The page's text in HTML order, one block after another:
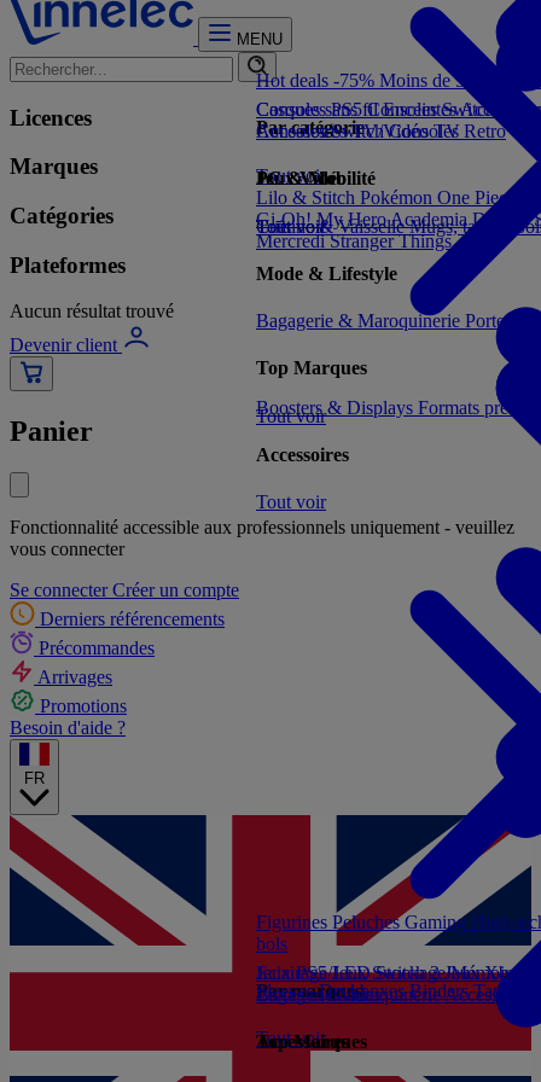
MENU
Licences
Marques
Catégories
Plateformes
Aucun résultat trouvé
Devenir client
Panier
Fonctionnalité accessible aux professionnels uniquement - veuillez
vous connecter
Se connecter Créer un compte
Derniers référencements
Précommandes
Arrivages
Promotions
Besoin d'aide ?
FR
Hot deals -75% Moins de 5€
Par catégorie
Tout voir
Figurines PeluchesGaming High-
bols
Par marques
Tout voir
Consoles PS5Consoles Switch 2
Consoles SwitchConsoles Retro
Jeux Vidéo
Tout voir
Jeux PS5Jeux Switch 2Jeux Xbox
Livres et Guides
Accessoires
Cuisine & VaisselleMugs, tasses,
Mode & Lifestyle
Bagagerie & Maroquinerie Porte-
Top Marques
Tout voir
Boosters & Displays Formats prêts
Accessoires
Tout voir
SleevesDeckboxesBindersTapis
Casques sans filEnceintes
Accessoires TV/VidéoTV
PC & Mobilité
Tout voir
Eclairage/LEDStockage/Mémoire
Bagagerie/MaroquinerieAccessoires
Top Marques
Lilo & Stitch Pokémon One Piece
Gi-Oh!My Hero AcademiaDemon
MercrediStranger Things